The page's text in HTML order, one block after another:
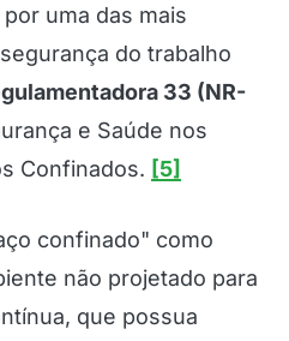
uma das mais
do trabalho
33 (NR-
e Saúde nos
Confinados. [5]
confinado" como
não projetado para
que possua